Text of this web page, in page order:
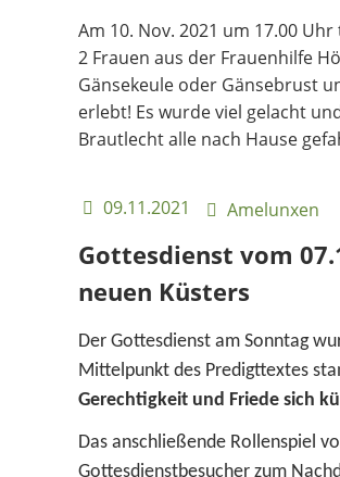
Am 10. Nov. 2021 um 17.00
2 Frauen aus der Frauenhilfe
Gänsekeule oder Gänsebrust
erlebt! Es wurde viel gelacht
Brautlecht alle nach Hause
09.11.2021 Amelunxen
Gottesdienst vom
neuen Küsters
Der Gottesdienst am Sonntag
Mittelpunkt des Predigttextes
Gerechtigkeit und Friede sich
Das anschließende Rollenspiel
Gottesdienstbesucher zum